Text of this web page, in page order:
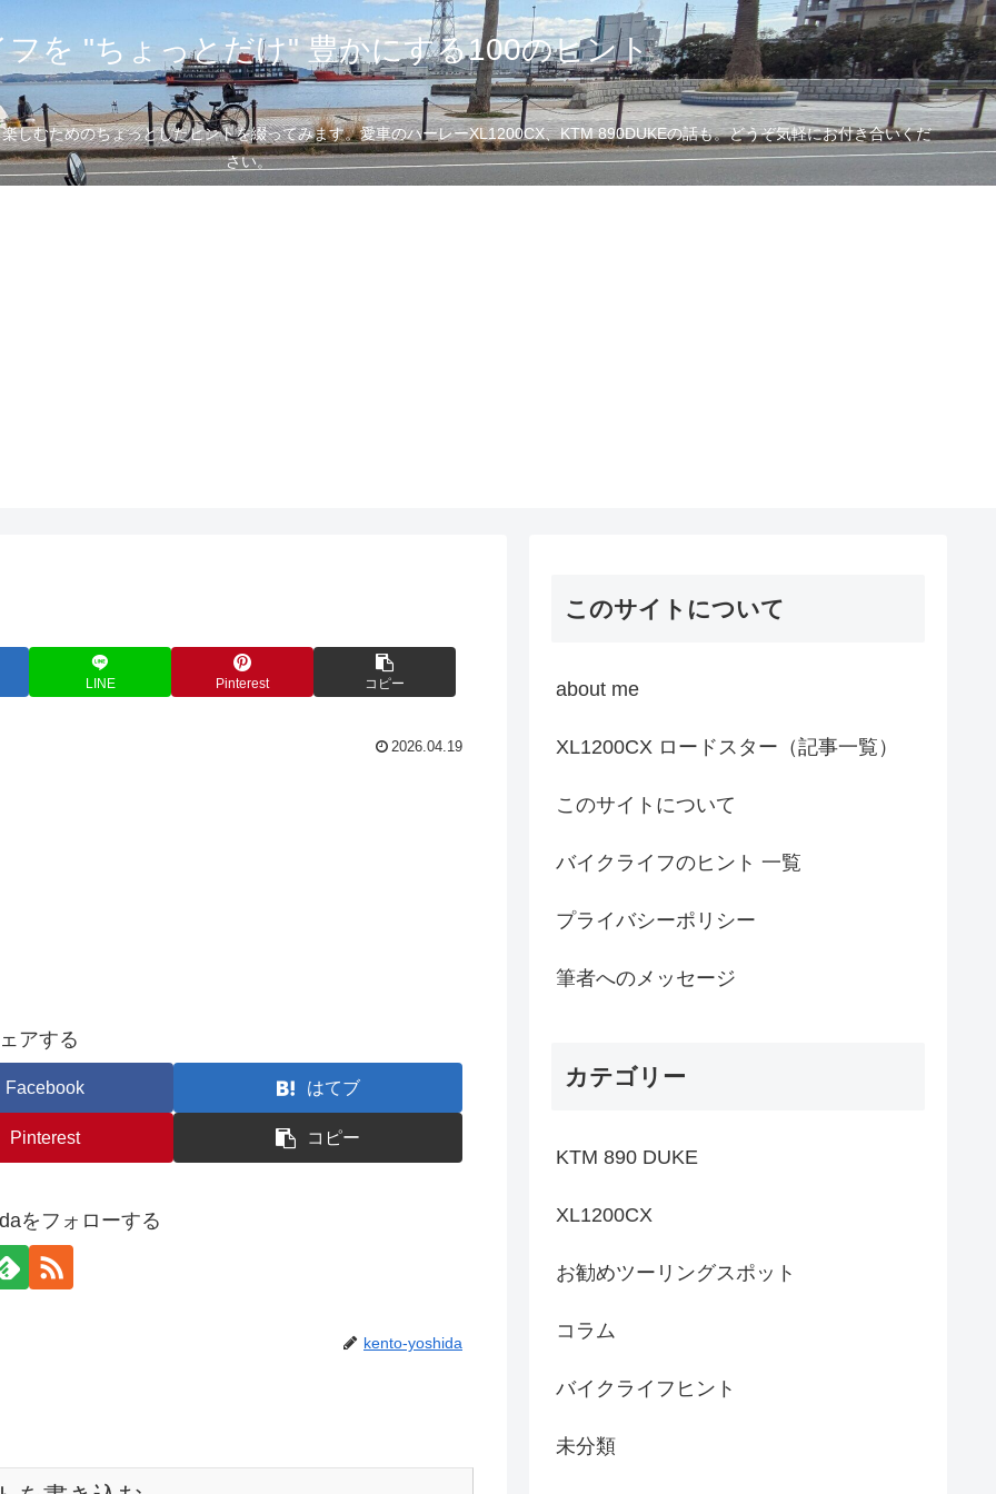
を "ちょっとだけ" 豊かにする100のヒント
しむためのちょっとしたヒントを綴ってみます。愛車のハーレーXL1200CX、KTM 890DUKEの話も。どうぞ気軽にお付き合いくだ
さい。
LINE Pinterest コピー
2026.04.19
アする
Facebook はてブ
Pinterest コピー
をフォローする
kento-yoshida
このサイトについて
about me
XL1200CX ロードスター（記事一覧）
このサイトについて
バイクライフのヒント 一覧
プライバシーポリシー
筆者へのメッセージ
カテゴリー
KTM 890 DUKE
XL1200CX
お勧めツーリングスポット
コラム
バイクライフヒント
未分類